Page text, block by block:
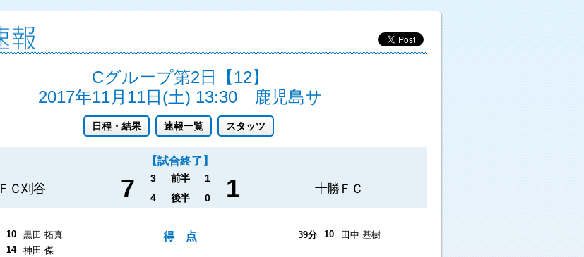
Cグループ第2日【12】
2017年11月11日(土) 13:30
鹿児島サ
日程・結果 速報一覧 スタッツ
【試合終了】
ＦＣ刈谷 7 3 前半 1 1 十勝ＦＣ
4 後半 0
得 点
10
黒田 拓真
14
神田 傑
39分 10 田中 基樹